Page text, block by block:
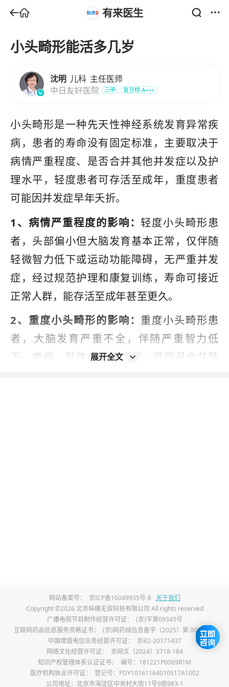
有来医生
小头畸形能活多几岁
沈明 儿科 主任医师
中日友好医院
三甲 复旦榜A+++
小头畸形是一种先天性神经系统发育异常疾
病，患者的寿命没有固定标准，主要取决于
病情严重程度、是否合并其他并发症以及护
理水平，轻度患者可存活至成年，重度患者
可能因并发症早年夭折。
1、病情严重程度的影响： 轻度小头畸形患
者，头部偏小但大脑发育基本正常，仅伴随
轻微智力低下或运动功能障碍，无严重并发
症，经过规范护理和康复训练，寿命可接近
正常人群，能存活至成年甚至更久。
2、重度小头畸形的影响： 重度小头畸形患
者，大脑发育严重不全，伴随严重智力低
下、癫痫、肢体瘫痪等症状，且容易合并肺
理，预防压疮；及时预防和治疗感染，避免
并发症加重，能显著提高患者的生存时间和
5、康复治疗的影响：早期进行康复训练，如
展开全文
网站备案号： 京ICP备16049935号-8 关于我们
Copyright ©2026 北京纵横无双科技有限公司 All rights reserved
广播电视节目制作经营许可证：
(京)字第09345号
互联网药品信息服务资格证书：
(京)网药械信息备字（2025）第 00017 号
中国增值电信业务经营许可证：
京B2-20171437
网络文化经营许可证：
京网文（2024）3718-184
知识产权管理体系认证证书：
编号：181221P0069R1M
医疗机构执业许可证：
登记号：PDY10161164010517A1002
公司地址：北京市海淀区中关村大街11号9层983-1